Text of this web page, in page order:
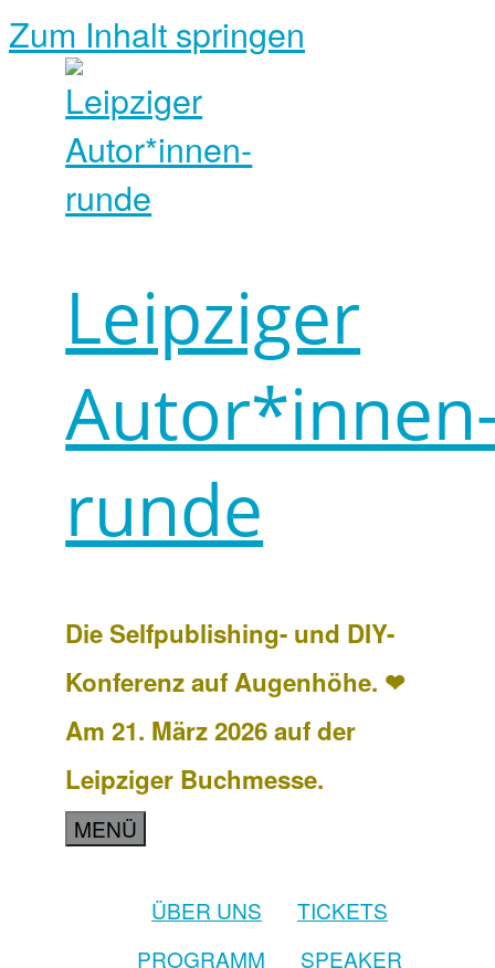
Zum Inhalt springen
Leipziger
runde
Die Selfpublishing- und DIY-
Konferenz auf Augenhöhe. ❤
Am 21. März 2026 auf der
Leipziger Buchmesse.
MENÜ
ÜBER UNS
TICKETS
PROGRAMM
SPEAKER